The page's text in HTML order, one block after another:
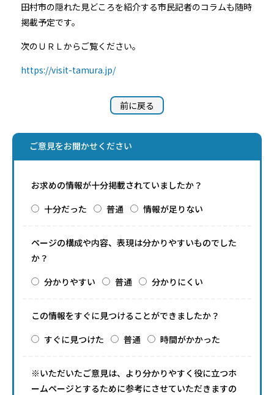
田村市の隠れた見どころを紹介する市民記者のコラムも随時
掲載予定です。
次のＵＲＬからご覧ください。
https://visit-tamura.jp/
前に戻る
ご意見をお聞かせください
お求めの情報が十分掲載されていましたか？
十分だった
普通 情報が足りない
ページの構成や内容、表現は分かりやすいものでした
か？
分かりやすい
普通 分かりにくい
この情報をすぐに見つけることができましたか？
すぐに見つけた
普通 時間がかかった
※いただいたご意見は、より分かりやすく役に立つホ
ームページとするために参考にさせていただきますの